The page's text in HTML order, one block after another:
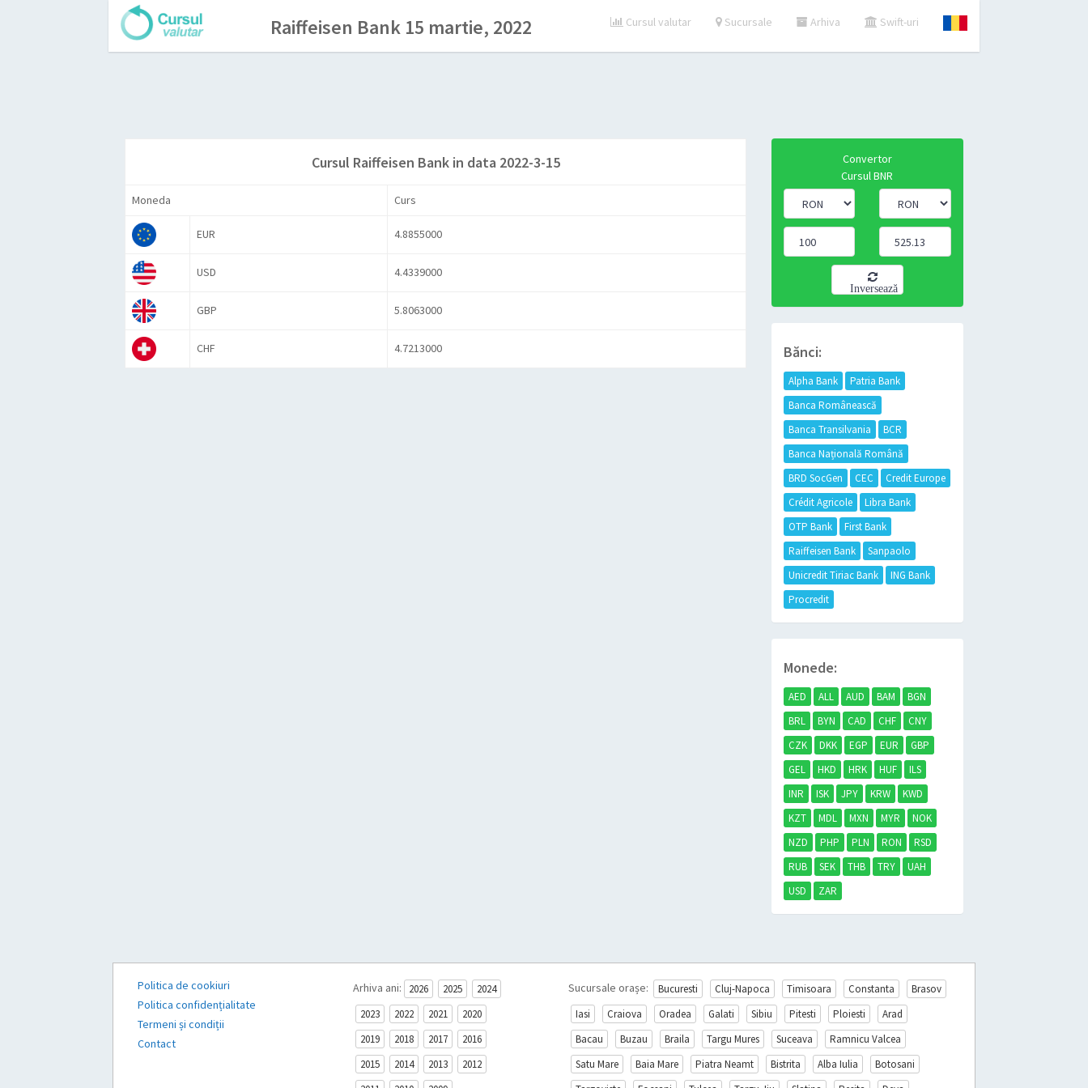
Raiffeisen Bank 15 martie, 2022 Cursul valutar Sucursale Arhiva Swift-uri
Cursul Raiffeisen Bank in data 2022-3-15
Moneda Curs
EUR 4.8855000
USD 4.4339000
GBP 5.8063000
CHF 4.7213000
Convertor
Cursul BNR
Inversează
Bănci:
Alpha Bank
Patria Bank
Banca Românească
Banca Transilvania
BCR
Banca Națională Română
BRD SocGen
CEC
Credit Europe
Crédit Agricole
Libra Bank
OTP Bank
First Bank
Raiffeisen Bank
Sanpaolo
Unicredit Tiriac Bank
ING Bank
Procredit
Monede:
AED ALL AUD BAM
BGN
BRL
BYN CAD CHF
CNY
CZK
DKK EGP EUR
GBP
GEL
HKD HRK HUF
ILS
INR
ISK JPY KRW
KWD
KZT
MDL MXN MYR
NOK
NZD
PHP PLN RON
RSD
RUB
SEK THB TRY
UAH
USD
ZAR
Politica de cookiuri
Politica confidențialitate
Termeni și condiții
Contact
Arhiva ani: 2026 2025
2024
2023
2022 2021
2020
2019
2018 2017
2016
2015
2014 2013
2012
Sucursale orașe: Bucuresti Cluj-Napoca Timisoara Constanta
Brasov
Iasi
Craiova Oradea Galati Sibiu Pitesti Ploiesti
Arad
Bacau
Buzau Braila Targu Mures Suceava
Ramnicu Valcea
Satu Mare
Baia Mare Piatra Neamt Bistrita Alba Iulia
Botosani